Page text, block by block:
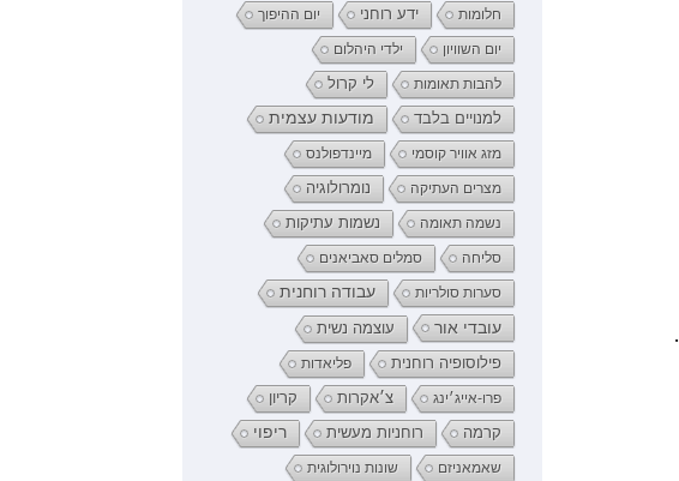
.
חלומות ידע רוחני יום ההיפוך
יום השוויון ילדי היהלום
להבות תאומות לי קרול
למנויים בלבד מודעות עצמית
מזג אוויר קוסמי מיינדפולנס
מצרים העתיקה נומרולוגיה
נשמה תאומה נשמות עתיקות
סליחה סמלים סאביאנים
סערות סולריות עבודה רוחנית
עובדי אור
עוצמה נשית
פילוסופיה רוחנית
פליאדות
פרו-אייג׳ינג צ׳אקרות קריון
קרמה רוחניות מעשית ריפוי
שאמאניזם שונות נוירולוגית